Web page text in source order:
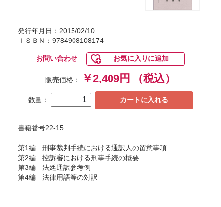
発行年月日：2015/02/10
ＩＳＢＮ：9784908108174
お問い合わせ お気に入りに追加
販売価格： ￥2,409円 （税込）
数量： カートに入れる
書籍番号22-15
第1編 刑事裁判手続における通訳人の留意事項
第2編 控訴審における刑事手続の概要
第3編 法廷通訳参考例
第4編 法律用語等の対訳